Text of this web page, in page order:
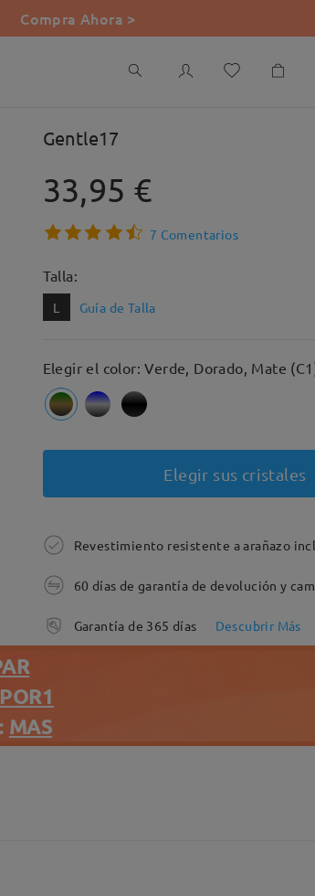
Compra Ahora >
Gentle17
33,95 €
7 Comentarios
Talla:
L Guía de Talla
Elegir el color: Verde, Dorado, Mate
Elegir sus cristales
Revestimiento resistente a arañazo
60 días de garantía de devolución y
Garantía de 365 días Descubrir Más
MAS